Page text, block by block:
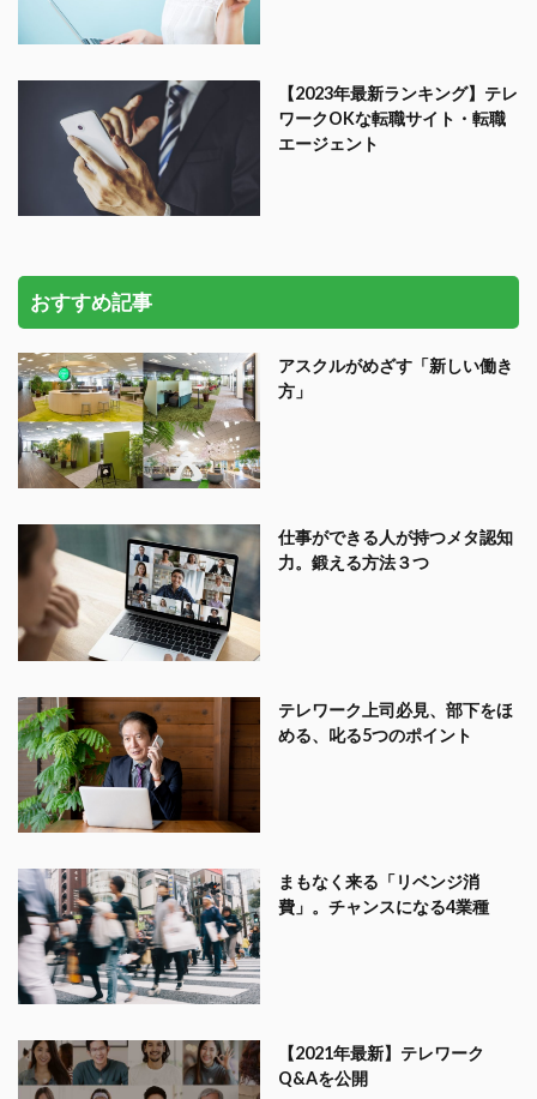
【2023年最新ランキング】テレ
ワークOKな転職サイト・転職
エージェント
おすすめ記事
アスクルがめざす「新しい働き
方」
仕事ができる人が持つメタ認知
力。鍛える方法３つ
テレワーク上司必見、部下をほ
める、叱る5つのポイント
まもなく来る「リベンジ消
費」。チャンスになる4業種
【2021年最新】テレワーク
Q&Aを公開